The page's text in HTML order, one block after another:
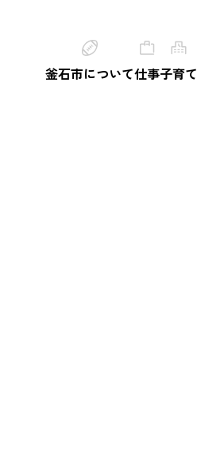
釜石市について仕事子育て